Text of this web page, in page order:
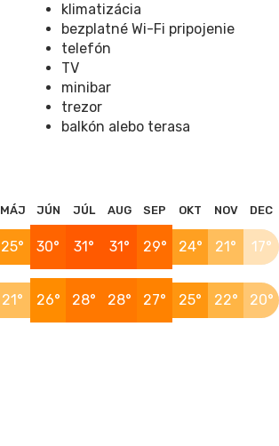
klimatizácia
bezplatné Wi-Fi pripojenie
telefón
TV
minibar
trezor
balkón alebo terasa
MÁJ JÚN JÚL AUG SEP OKT NOV DEC
25° 30° 31° 31° 29° 24° 21° 17°
21° 26° 28° 28° 27° 25° 22° 20°